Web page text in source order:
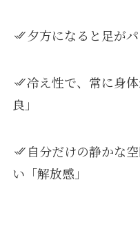
夕方になると足が
冷え性で、常に身
良」
自分だけの静かな
い「解放感」